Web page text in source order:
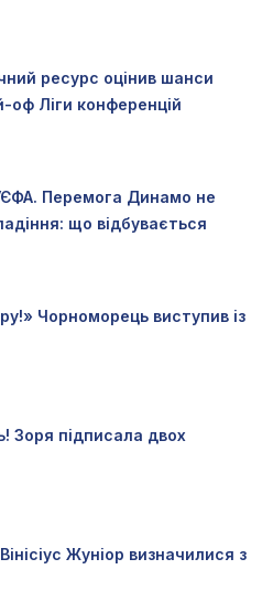
ресурс оцінив шанси
оф Ліги конференцій
Перемога Динамо не
що відбувається
Чорноморець виступив із
Зоря підписала двох
Жуніор визначилися з